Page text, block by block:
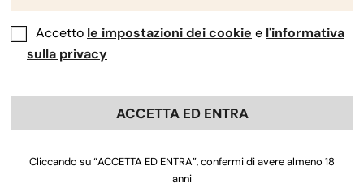
Accetto le impostazioni dei cookie e l'informativa
sulla privacy
ACCETTA ED ENTRA
Cliccando su “ACCETTA ED ENTRA”, confermi di avere almeno 18
anni